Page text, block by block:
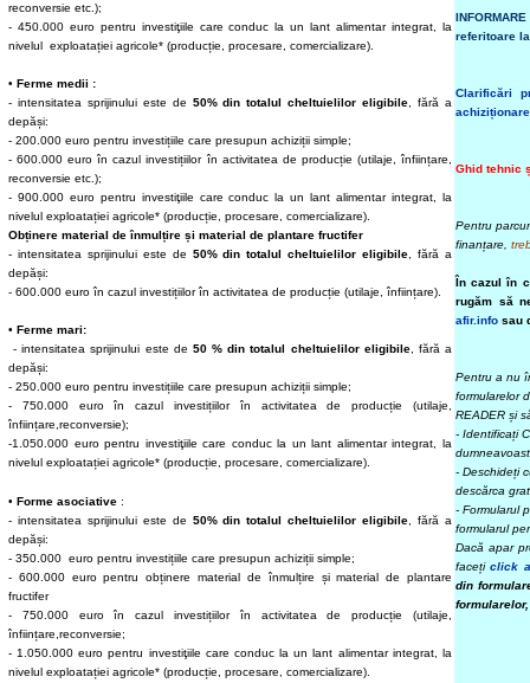
reconversie etc.);
- 450.000 euro pentru investiţiile care conduc la un lant alimentar integrat, la
nivelul exploatației agricole* (producție, procesare, comercializare).
• Ferme medii :
- intensitatea sprijinului este de 50% din totalul cheltuielilor eligibile , fără a
depăși:
- 200.000 euro pentru investițiile care presupun achiziții simple;
- 600.000 euro în cazul investițiilor în activitatea de producție (utilaje, înființare,
reconversie etc.);
- 900.000 euro pentru investiţiile care conduc la un lant alimentar integrat, la
nivelul exploatației agricole* (producție, procesare, comercializare).
Obținere material de înmulțire și material de plantare fructifer
- intensitatea sprijinului este de 50% din totalul cheltuielilor eligibile , fără a
depăși:
- 600.000 euro în cazul investițiilor în activitatea de producție (utilaje, înființare).
• Ferme mari:
- intensitatea sprijinului este de 50 % din totalul cheltuielilor eligibile, fără a
depăși:
- 250.000 euro pentru investițiile care presupun achiziții simple;
- 750.000 euro în cazul investițiilor în activitatea de producție (utilaje,
înființare,reconversie);
-1.050.000 euro pentru investiţiile care conduc la un lant alimentar integrat, la
nivelul exploatației agricole* (producție, procesare, comercializare).
• Forme asociative :
- intensitatea sprijinului este de 50% din totalul cheltuielilor eligibile , fără a
depăși:
- 350.000 euro pentru investițiile care presupun achiziții simple;
- 600.000 euro pentru obținere material de înmulțire și material de plantare
fructifer
- 750.000 euro în cazul investițiilor în activitatea de producție (utilaje,
înființare,reconversie;
- 1.050.000 euro pentru investiţiile care conduc la un lant alimentar integrat, la
nivelul exploatației agricole* (producție, procesare, comercializare).
referitoare
Clarificări
Ghid tehnic
Pentru
finanțare,
În cazul în
rugăm să
afir.info sau
Pentru a nu
formularelor
READER și
- Identificați
- Deschideți
descărca
- Formularul
formularul
Dacă apar
facețiclick
din